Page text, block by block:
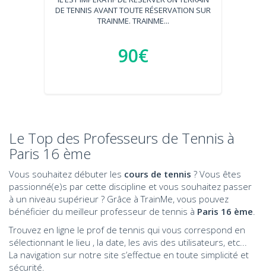
DE TENNIS AVANT TOUTE RÉSERVATION SUR
TRAINME. TRAINME...
90€
Le Top des Professeurs de Tennis à
Paris 16 ème
Vous souhaitez débuter les cours de tennis ? Vous êtes
passionné(e)s par cette discipline et vous souhaitez passer
à un niveau supérieur ? Grâce à TrainMe, vous pouvez
bénéficier du meilleur professeur de tennis à Paris 16 ème
Trouvez en ligne le prof de tennis qui vous correspond en
sélectionnant le lieu , la date, les avis des utilisateurs, etc...
La navigation sur notre site s’effectue en toute simplicité et
sécurité.